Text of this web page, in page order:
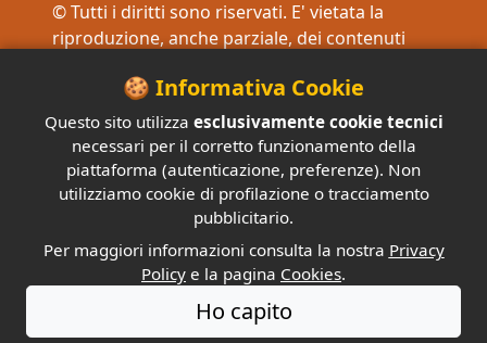
© Tutti i diritti sono riservati. E' vietata la
riproduzione, anche parziale, dei contenuti
2022- 2026 pnautica.it |Privacy Policy|
Cookies|Termini e Condizioni|Quiz in PDF|
Per scuole nautiche
🍪 Informativa Cookie
Questo sito utilizza esclusivamente cookie tecnici
necessari per il corretto funzionamento della
piattaforma (autenticazione, preferenze). Non
utilizziamo cookie di profilazione o tracciamento
pubblicitario.
Per maggiori informazioni consulta la nostra Privacy
Policy e la pagina Cookies.
Ho capito